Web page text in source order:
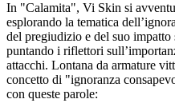
In "Calamita", Vi Skin si
esplorando la tematica
del pregiudizio e del suo
puntando i riflettori
attacchi. Lontana da armature
concetto di "ignoranza
con queste parole: